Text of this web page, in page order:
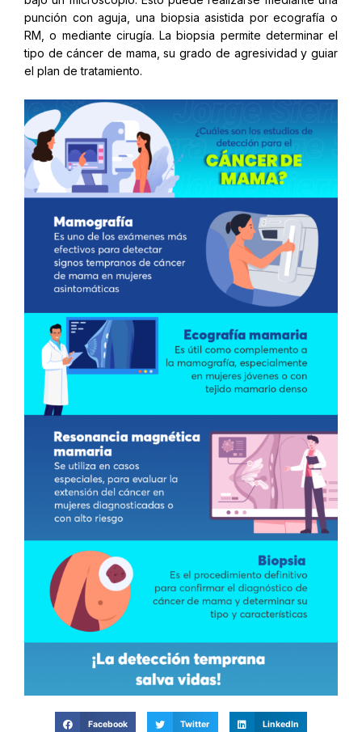
punción con aguja, una biopsia asistida por ecografía o
RM, o mediante cirugía. La biopsia permite determinar el
tipo de cáncer de mama, su grado de agresividad y guiar
el plan de tratamiento.
Facebook Twitter LinkedIn